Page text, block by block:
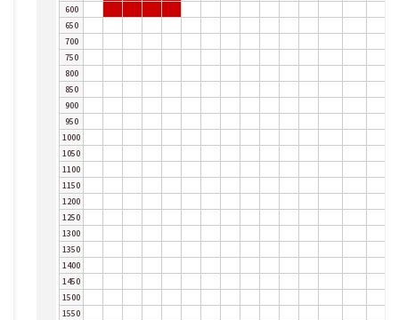
600
650
700
750
800
850
900
950
1000
1050
1100
1150
1200
1250
1300
1350
1400
1450
1500
1550